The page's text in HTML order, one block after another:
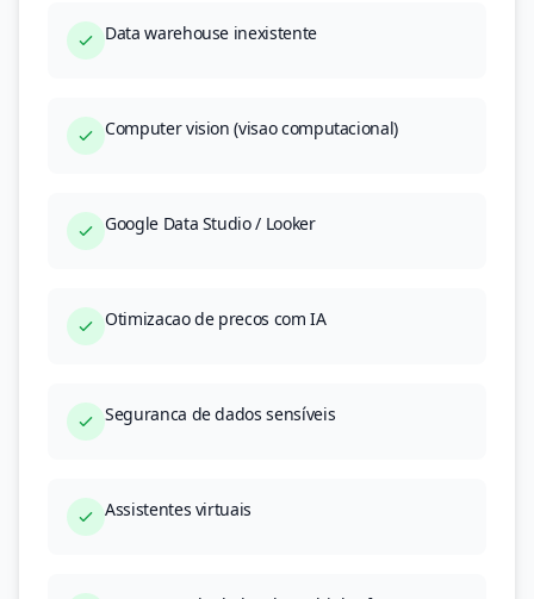
Data warehouse inexistente
Computer vision (visao computacional)
Google Data Studio / Looker
Otimizacao de precos com IA
Seguranca de dados sensíveis
Assistentes virtuais